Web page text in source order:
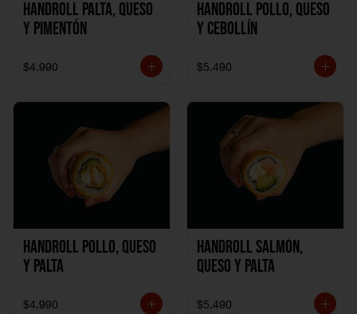
Handroll Palta, Queso
y Pimentón
$4.990
Handroll Pollo, Queso
y Cebollín
$5.490
Handroll Pollo, Queso
y Palta
$4.990
Handroll Salmón,
Queso y Palta
$5.490